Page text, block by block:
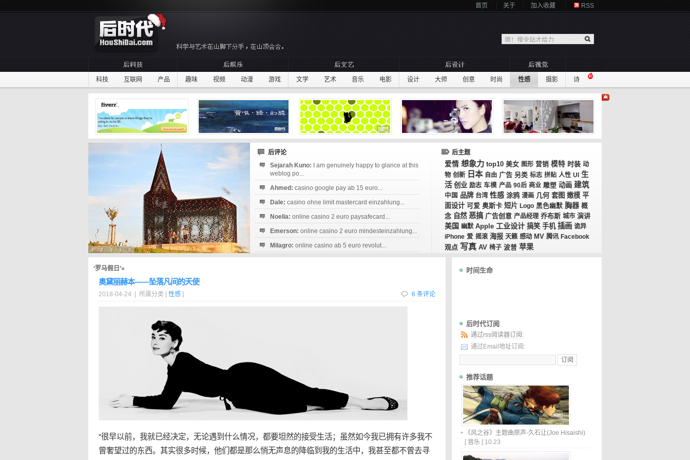
首页 关于 加入收藏 RSS
科技 互联网 产品 趣味 视频 动漫 游戏 文学 艺术 音乐 电影 设计 大师 创意 时尚 性感 摄影 诗
后评论
Sejarah Kuno:
I am genuinely happy to glance at this
weblog po...
Ahmed: casino google pay ab 15 euro...
Dale: casino ohne limit mastercard einzahlung...
Noelia: online casino 2 euro paysafecard...
Emerson: online casino 2 euro mindesteinzahlung...
Milagro: online casino ab 5 euro revolut...
后主题
爱情 想象力 top10 美女 图形 营销 模特 时装 动
物 创新 日本 自由 广告 另类 标志 拼贴 人性 UI 生
活 创业 励志 车模 产品 90后 商业 雕塑 动画 建筑
中国 品牌 台湾 性感 涂鸦 漫画 几何 套图 嫩模 平
面设计 可爱 奥斯卡 短片 Logo 黑色幽默 胸器 概
念 自然 恶搞 广告创意 产品经理 乔布斯 城市 演讲
美国 幽默 Apple 工业设计 搞笑 手机 插画 诡异
iPhone 爱 摇滚 海报 天籁 感动 MV 腾讯 Facebook
观点 写真 AV 椅子 波普 苹果
‘罗马假日’»
奥黛丽赫本——坠落凡间的天使
2018-04-24 | 所属分类 [ 性感 ] 6 条评论
“很早以前，我就已经决定，无论遇到什么情况，都要坦然的接受生活；虽然如今我已拥有许多我不
曾奢望过的东西。其实很多时候，他们都是那么悄无声息的降临到我的生活中，我甚至都不曾去寻
时间生命
后时代订阅
通过rss阅读器订阅:
通过Email地址订阅:
推荐话题
《风之谷》主题曲原声-久石让(Joe Hisaishi)
[ 音乐 ] 10.23